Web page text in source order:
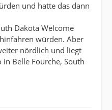
und hatte das dann
Dakota Welcome
würden. Aber
nördlich und liegt
Belle Fourche, South